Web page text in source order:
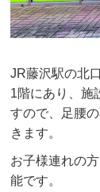
JR藤沢駅の北
1階にあり、施
すので、足腰
きます。
お子様連れの
能です。